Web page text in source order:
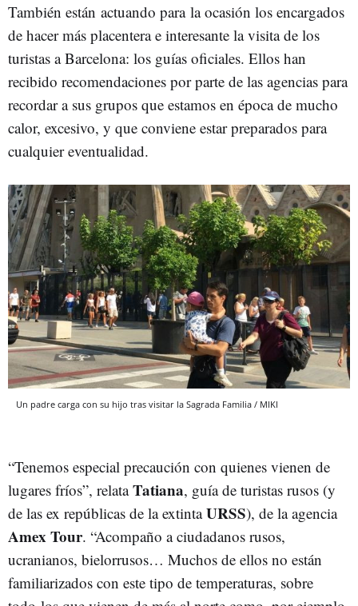
También están actuando para la ocasión los encargados
de hacer más placentera e interesante la visita de los
turistas a Barcelona: los guías oficiales. Ellos han
recibido recomendaciones por parte de las agencias para
recordar a sus grupos que estamos en época de mucho
calor, excesivo, y que conviene estar preparados para
cualquier eventualidad.
Un padre carga con su hijo tras visitar la Sagrada Familia / MIKI
“Tenemos especial precaución con quienes vienen de
lugares fríos”, relataTatiana, guía de turistas rusos (y
de las ex repúblicas de la extintaURSS), de la agencia
Amex Tour. “Acompaño a ciudadanos rusos,
ucranianos, bielorrusos… Muchos de ellos no están
familiarizados con este tipo de temperaturas, sobre